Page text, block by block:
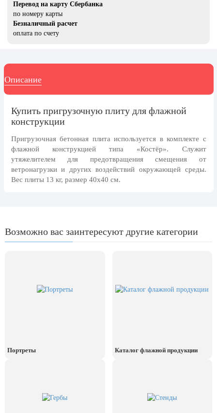
Новогоднее оформление
Рождество Христово
15 февраля, День памяти о
россиянах...
Масленица
23 февраля, День защитника
Отечества
1 марта, День Бабушек
культурного наследия
Перевод на карту Сбербанка
по номеру карты
Безналичный расчет
оплата по счету
Описание
Купить пригрузочную плиту для флажной
конструкции
Пригрузочная бетонная плита используется в комплекте с
флажной конструкцией типа «Костёр». Служит
утяжелителем для предотвращения смещения от
ветронагрузки и других воздействий окружающей среды.
Вес плиты 13 кг, размер 40x40 см.
Возможно вас заинтересуют другие категории
Портреты Каталог флажной продукции